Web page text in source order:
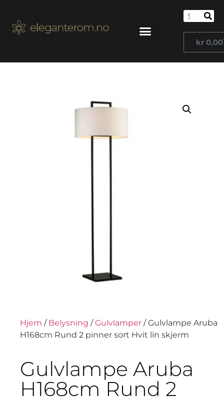
kr0,00
Hjem / Belysning /Gulvlamper / Gulvlampe Aruba
H168cm Rund 2 pinner sort Hvit lin skjerm
Gulvlampe Aruba
H168cm Rund 2